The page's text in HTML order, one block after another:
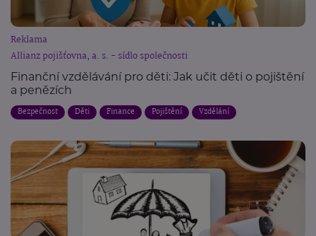
Reklama
Allianz pojišťovna, a. s. - sídlo společnosti
Finanční vzdělávání pro děti: Jak učit děti o pojištění
a penězích
Bezpečnost Děti Finance Pojištění Vzdělání